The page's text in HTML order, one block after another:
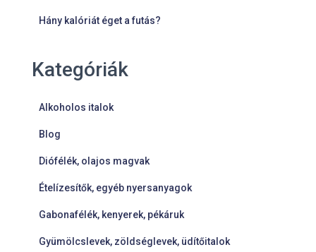
Hány kalóriát éget a futás?
Kategóriák
Alkoholos italok
Blog
Diófélék, olajos magvak
Ételízesítők, egyéb nyersanyagok
Gabonafélék, kenyerek, pékáruk
Gyümölcslevek, zöldséglevek, üdítőitalok